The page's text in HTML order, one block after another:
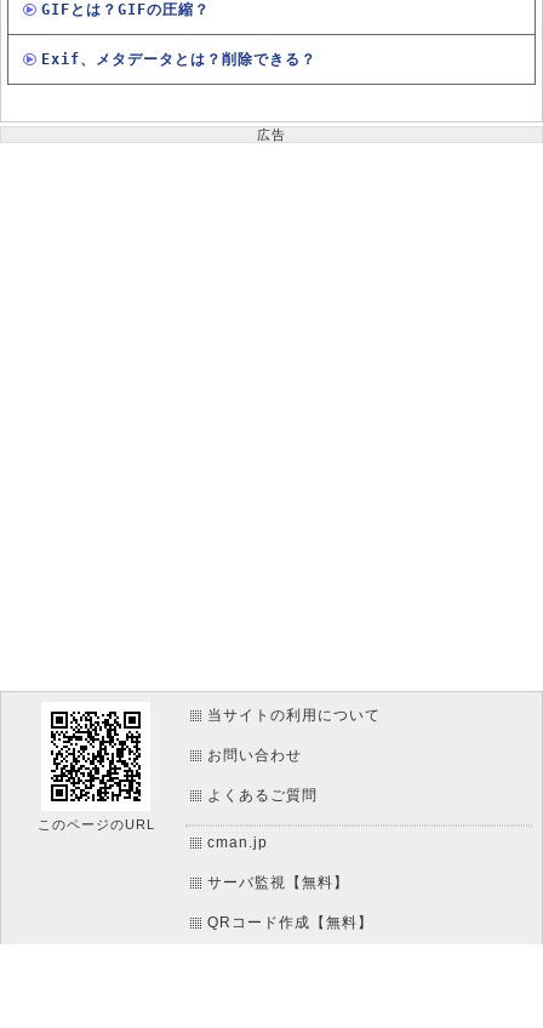
GIFとは？GIFの圧縮？
Exif、メタデータとは？削除できる？
広告
このページのURL
当サイトの利用について
お問い合わせ
よくあるご質問
cman.jp
サーバ監視【無料】
QRコード作成【無料】